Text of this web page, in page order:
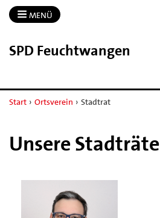
MENÜ
SPD Feuchtwangen
Start › Ortsverein › Stadtrat
Unsere Stadträte